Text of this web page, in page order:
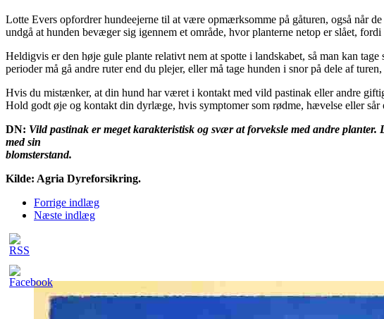
Lotte Evers opfordrer hundeejerne til at være opmærksomme på gåturen, også når
undgå at hunden bevæger sig igennem et område, hvor planterne netop er slået,
Heldigvis er den høje gule plante relativt nem at spotte i landskabet, så man kan
perioder må gå andre ruter end du plejer, eller må tage hunden i snor på dele af
Hvis du mistænker, at din hund har været i kontakt med vild pastinak eller andre
Hold godt øje og kontakt din dyrlæge, hvis symptomer som rødme, hævelse eller sår
DN: Vild pastinak er meget karakteristisk og svær at forveksle med andre
med sin
blomsterstand.
Kilde: Agria Dyreforsikring.
Forrige indlæg
Næste indlæg